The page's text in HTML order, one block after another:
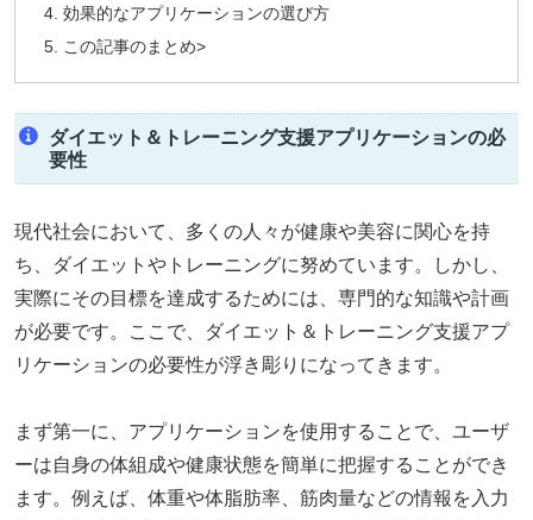
効果的なアプリケーションの選び方
この記事のまとめ>
ダイエット＆トレーニング支援アプリケーションの必
要性
現代社会において、多くの人々が健康や美容に関心を持
ち、ダイエットやトレーニングに努めています。しかし、
実際にその目標を達成するためには、専門的な知識や計画
が必要です。ここで、ダイエット＆トレーニング支援アプ
リケーションの必要性が浮き彫りになってきます。
まず第一に、アプリケーションを使用することで、ユーザ
ーは自身の体組成や健康状態を簡単に把握することができ
ます。例えば、体重や体脂肪率、筋肉量などの情報を入力